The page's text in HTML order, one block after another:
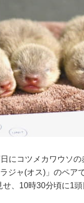
にコツメカワウソ
ジャ(オス)」のペア
、10時30分頃に1頭